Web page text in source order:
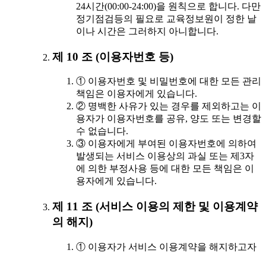
24시간(00:00-24:00)을 원칙으로 합니다. 다만
정기점검등의 필요로 교육정보원이 정한 날
이나 시간은 그러하지 아니합니다.
제 10 조 (이용자번호 등)
① 이용자번호 및 비밀번호에 대한 모든 관리
책임은 이용자에게 있습니다.
② 명백한 사유가 있는 경우를 제외하고는 이
용자가 이용자번호를 공유, 양도 또는 변경할
수 없습니다.
③ 이용자에게 부여된 이용자번호에 의하여
발생되는 서비스 이용상의 과실 또는 제3자
에 의한 부정사용 등에 대한 모든 책임은 이
용자에게 있습니다.
제 11 조 (서비스 이용의 제한 및 이용계약
의 해지)
① 이용자가 서비스 이용계약을 해지하고자